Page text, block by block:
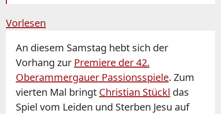
Vorlesen
An diesem Samstag hebt sich der
Vorhang zur Premiere der 42.
Oberammergauer Passionsspiele. Zum
vierten Mal bringt Christian Stückl das
Spiel vom Leiden und Sterben Jesu auf